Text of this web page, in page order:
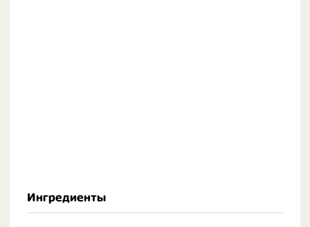
Ингредиенты